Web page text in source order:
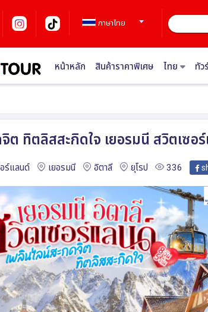
ภาษาไทย
หน้าหลัก สินค้าราคาพิเศษ ไทย ทัว
ต ทิตลิสสะกิดใจ เยอรมนี สวิตเซ
ร์แลนด์ เยอรมนี อิตาลี ยุโรป 336